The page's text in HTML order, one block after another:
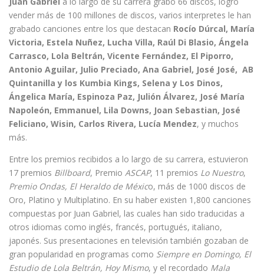
vender más de 100 millones de discos, varios interpretes le han
grabado canciones entre los que destacan Rocío Dúrcal, María
Victoria, Estela Nuñez, Lucha Villa, Raúl Di Blasio, Ángela
Carrasco, Lola Beltrán, Vicente Fernández, El Piporro,
Antonio Aguilar, Julio Preciado, Ana Gabriel, José José, AB
Quintanilla y los Kumbia Kings, Selena y Los Dinos,
Ángelica María, Espinoza Paz, Julión Álvarez, José María
Napoleón, Emmanuel, Lila Downs, Joan Sebastian, José
Feliciano, Wisin, Carlos Rivera, Lucía Mendez, y muchos
más.
Entre los premios recibidos a lo largo de su carrera, estuvieron
17 premios Billboard, Premio ASCAP, 11 premios Lo Nuestro,
Premio Ondas, El Heraldo de México, más de 1000 discos de
Oro, Platino y Multiplatino. En su haber existen 1,800 canciones
compuestas por Juan Gabriel, las cuales han sido traducidas a
otros idiomas como inglés, francés, portugués, italiano,
japonés. Sus presentaciones en televisión también gozaban de
gran popularidad en programas como Siempre en Domingo, El
Estudio de Lola Beltrán, Hoy Mismo, y el recordado Mala